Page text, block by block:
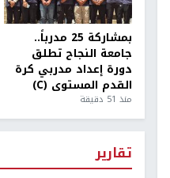
بمشاركة 25 مدرباً..
جامعة النجاح تطلق
دورة إعداد مدربي كرة
القدم المستوى (C)
منذ 51 دقيقة
تقارير